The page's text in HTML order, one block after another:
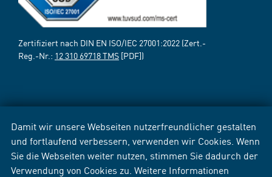
Damit wir unsere Webseiten nutzerfreundlicher gestalten
und fortlaufend verbessern, verwenden wir Cookies. Wenn
Sie die Webseiten weiter nutzen, stimmen Sie dadurch der
Verwendung von Cookies zu. Weitere Informationen
Zertifiziert nach DIN EN ISO/IEC 27001:2022 (Zert.-
Reg.-Nr.: 12 310 69718 TMS [PDF])